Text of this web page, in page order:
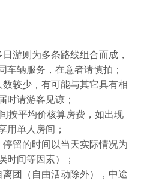
游则为多条路线组合而成，
车辆服务，在意者请慎拍；
数较少，有可能与其它具有相
时请游客见谅；
按平均价核算房费，如出现
用单人房间；
停留的时间以当天实际情况为
时间等因素）；
离团（自由活动除外），中途